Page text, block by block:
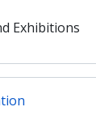
Exhibitions